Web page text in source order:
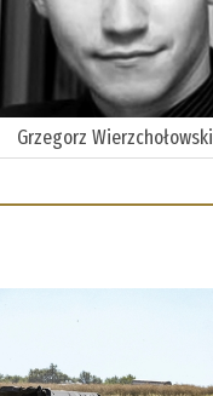
Grzegorz Wierzchołowski